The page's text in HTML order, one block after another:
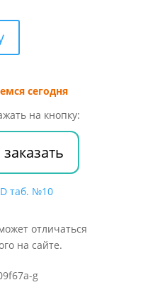
сегодня
на кнопку:
отличаться
на сайте.
g